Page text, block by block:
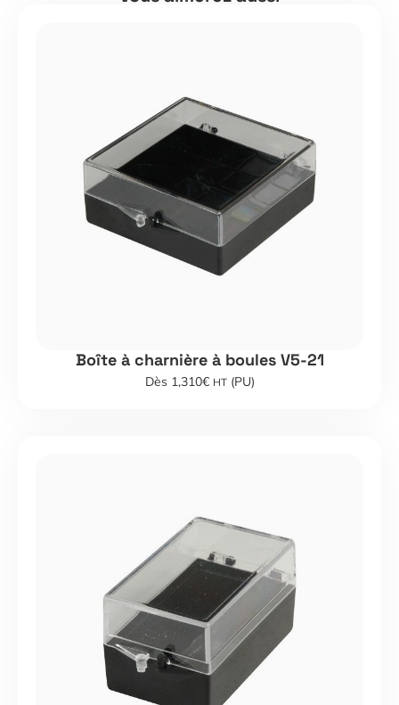
Boîte à charnière à boules V5-21
Dès 1,310€ HT(PU)